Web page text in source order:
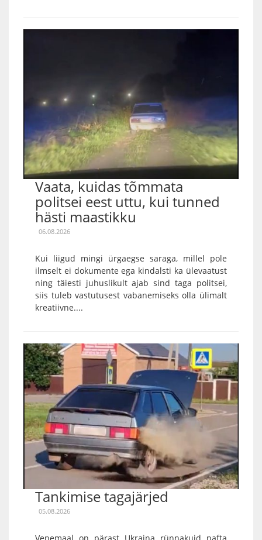
Vaata, kuidas tõmmata
politsei eest uttu, kui tunned
hästi maastikku
06.08.2026
Kui liigud mingi ürgaegse saraga, millel pole
ilmselt ei dokumente ega kindalsti ka ülevaatust
ning täiesti juhuslikult ajab sind taga politsei,
siis tuleb vastutusest vabanemiseks olla ülimalt
kreatiivne....
Tankimise tagajärjed
05.08.2026
Venemaal on pärast Ukraina rünnakuid nafta